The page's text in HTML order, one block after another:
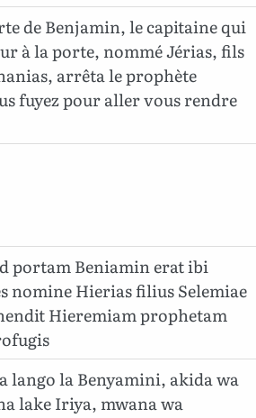
de Benjamin, le capitaine qui
à la porte, nommé Jérias, fils
arrêta le prophète
fuyez pour aller vous rendre
portam Beniamin erat ibi
nomine Hierias filius Selemiae
Hieremiam prophetam
lango la Benyamini, akida wa
lake Iriya, mwana wa